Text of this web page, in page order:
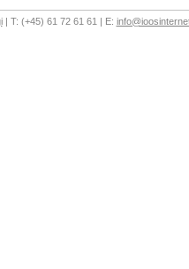
| T: (+45) 61 72 61 61 | E: